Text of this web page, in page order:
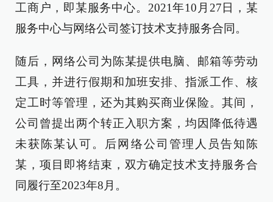
工商户，即某服务中心。2021年10月27日，某
服务中心与网络公司签订技术支持服务合同。
随后，网络公司为陈某提供电脑、邮箱等劳动
工具，并进行假期和加班安排、指派工作、核
定工时等管理，还为其购买商业保险。其间，
公司曾提出两个转正入职方案，均因降低待遇
未获陈某认可。后网络公司管理人员告知陈
某，项目即将结束，双方确定技术支持服务合
同履行至2023年8月。